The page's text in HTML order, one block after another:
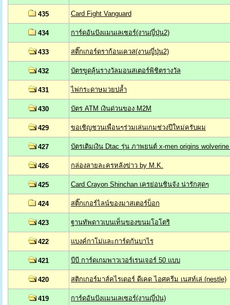
435 Card Fight Vanguard
434 การ์ดอันปังแมนเลเซอร์(งานญี่ปุ่น2)
433 สติ๊กเกอร์ดราก้อนเควส(งานญี่ปุ่น2)
432 บัตรขูดลุ้นรางวัลมอนสเตอร์พิชิตรางวัล
431 ไพ่กระดาษมวยปล้ำ
430 บัตร ATM เงินด่วนของ M2M
429 ขอเชิญชวนเพื่อนๆร่วมเล่นเกมช่วงปีใหม่ครับผม
427 บัตรเติมเงิน Dtac รุ่น ภาพยนต์ x-men origins
426 กล่องลายละครหลังข่าว by M.K.
425 Card Crayon Shinchan เครย่อนชินจัง น่ารักสุดๆ
424 สติ๊กเกอร์ไลน์ของมาสเตอร์บ็อก
423 ฐานทัพดาวเบนเท็นของขนมโอโตริ
422 แบงค์กาโม่และการ์ดกันบาไร
421 บีบี การ์ดเกมพาวเวอร์เรนเจอร์ 50 แบบ
420 สติกเกอร์มาส์คไรเดอร์ ดีเคด ไอศครีม เนสท์เล่ (nestle)
419 การ์ดอันปังแมนเลเซอร์(งานญี่ปุ่น)